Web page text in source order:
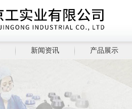
新闻资讯 产品展示